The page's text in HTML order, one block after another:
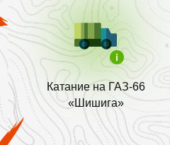
Катание на ГАЗ-66
«Шишига»